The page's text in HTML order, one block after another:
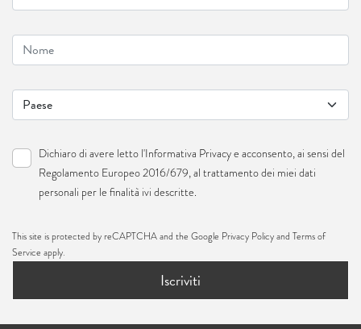
Dichiaro di avere letto l'Informativa Privacye acconsento, ai sensi del
Regolamento Europeo 2016/679, al trattamento dei miei dati
personali per le finalità ivi descritte.
This site is protected by reCAPTCHA and the Google Privacy Policyand Terms of
Service apply.
Iscriviti